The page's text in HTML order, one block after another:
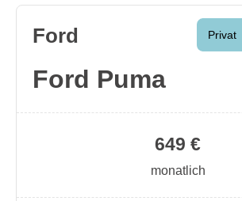
Privat
Ford
Ford Puma
649 €
monatlich